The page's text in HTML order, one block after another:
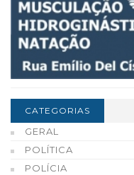
CATEGORIAS
GERAL
POLÍTICA
POLÍCIA